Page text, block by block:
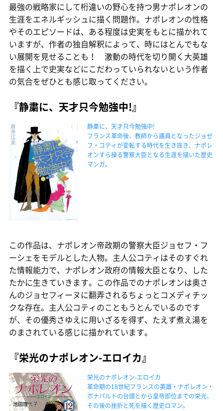
最強の戦略家にして桁違いの野心を持つ男ナポレオンの
生涯をエネルギッシュに描く問題作。ナポレオンの性格
やそのエピソードは、ある程度は史実をもとに描かれて
いますが、作者の独自解釈によって、時にはとんでもな
い展開を見せることも！ 激動の時代を切り開く大英雄
を描く上で史実などにこだわっていられないという作者
の気合をぜひとも感じ取ってください。
『静粛に、天才只今勉強中!』
静粛に、天才只今勉強中!
フランス革命後、教師から議員となったジョゼ
フ・コティが変転する時代を生き抜き、ナポレ
オンすら操る警察大臣となる生涯を描いた歴史
マンガ。
この作品は、ナポレオン帝政期の警察大臣ジョセフ・フ
ーシェをモデルとした人物。主人公コティはそのすぐれ
た情報能力で、ナポレオン政府の情報大臣となり、した
たかに生きていきます。この作品でのナポレオンは奥さ
んのジョセフィーヌに翻弄されるちょっとコメディチッ
クな存在。主人公コティのこともうとんでいるのです
が、その優秀さゆえに用いざるを得ず、たえず煮え湯を
のまされている感じに描かれています。
『栄光のナポレオン-エロイカ』
栄光のナポレオン-エロイカ
革命期の18世紀フランスの英雄・ナポレオン・
ボナパルトの台頭とから皇帝即位までの栄光、
その後の挫折と死を描く歴史ロマン。